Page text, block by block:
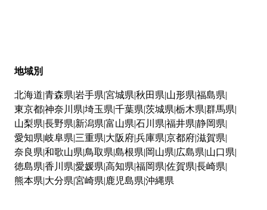
地域別
北海道 青森県 岩手県 宮城県 秋田県 山形県 福島県
東京都神奈川県 埼玉県 千葉県 茨城県 栃木県 群馬県
山梨県 長野県 新潟県 富山県 石川県 福井県 静岡県
愛知県 岐阜県 三重県 大阪府兵庫県 京都府滋賀県
奈良県 和歌山県 鳥取県 島根県 岡山県 広島県 山口県
徳島県 香川県 愛媛県 高知県 福岡県 佐賀県 長崎県
熊本県 大分県 宮崎県 鹿児島県 沖縄県